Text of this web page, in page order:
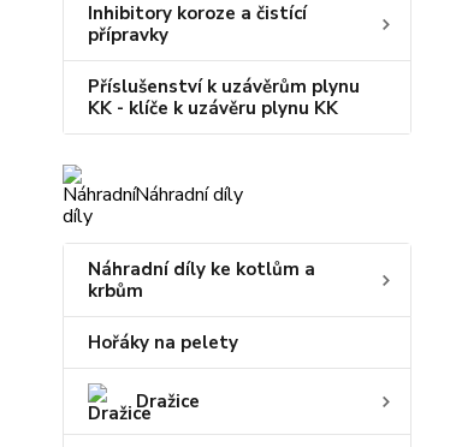
Inhibitory koroze a čistící
přípravky
Příslušenství k uzávěrům plynu
KK - klíče k uzávěru plynu KK
Náhradní díly
Náhradní díly ke kotlům a
krbům
Hořáky na pelety
Dražice